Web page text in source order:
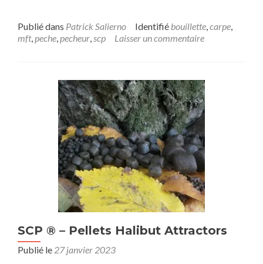
Publié dans Patrick Salierno Identifié bouillette,carpe,
mft,peche,pecheur,scp Laisser un commentaire
SCP ® – Pellets Halibut Attractors
Publié le 27 janvier 2023